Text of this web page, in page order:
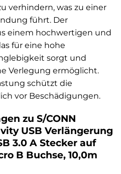
verhindern, was zu einer
führt. Der
einem hochwertigen und
für eine hohe
sorgt und
Verlegung ermöglicht.
schützt die
vor Beschädigungen.
zu S/CONN
USB Verlängerung
3.0 A Stecker auf
B Buchse, 10,0m